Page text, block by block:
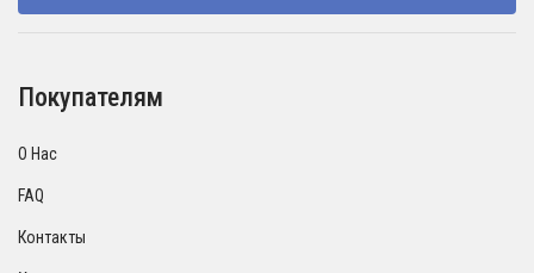
Покупателям
О Нас
FAQ
Контакты